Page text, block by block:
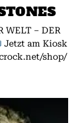
WELT – DER
Jetzt am Kiosk
shop/